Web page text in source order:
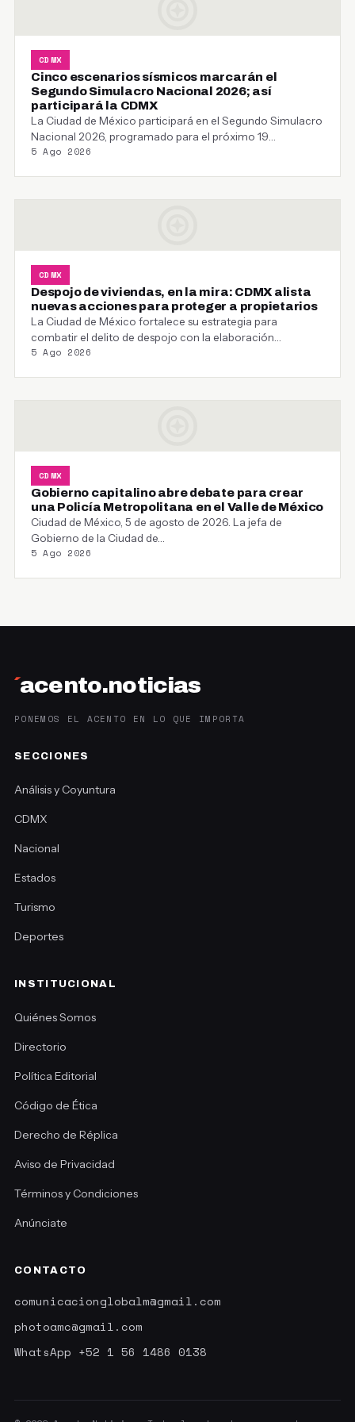
CDMX
Cinco escenarios sísmicos marcarán el
Segundo Simulacro Nacional 2026; así
participará la CDMX
La Ciudad de México participará en el Segundo Simulacro
Nacional 2026, programado para el próximo 19…
5 Ago 2026
CDMX
Despojo de viviendas, en la mira: CDMX alista
nuevas acciones para proteger a propietarios
La Ciudad de México fortalece su estrategia para
combatir el delito de despojo con la elaboración…
5 Ago 2026
CDMX
Gobierno capitalino abre debate para crear
una Policía Metropolitana en el Valle de México
Ciudad de México, 5 de agosto de 2026. La jefa de
Gobierno de la Ciudad de…
5 Ago 2026
´acento.noticias
PONEMOS EL ACENTO EN LO QUE IMPORTA
SECCIONES
Análisis y Coyuntura
CDMX
Nacional
Estados
Turismo
Deportes
INSTITUCIONAL
Quiénes Somos
Directorio
Política Editorial
Código de Ética
Derecho de Réplica
Aviso de Privacidad
Términos y Condiciones
Anúnciate
CONTACTO
comunicacionglobalm@gmail.com
photoamc@gmail.com
WhatsApp +52 1 56 1486 0138